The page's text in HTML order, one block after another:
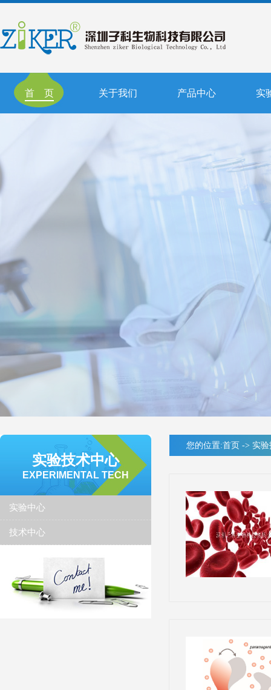
首 页 关于我们 产品中心 实
实验技术中心
EXPERIMENTAL TECH
实验中心
技术中心
您的位置:首页 -> 实